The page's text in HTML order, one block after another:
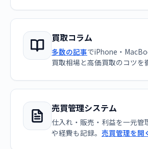
買取コラム
多数の記事でiPhone・
買取相場と高価買取のコツを
売買管理システム
仕入れ・販売・利益を一元管
や経費も記録。 売買管理を開